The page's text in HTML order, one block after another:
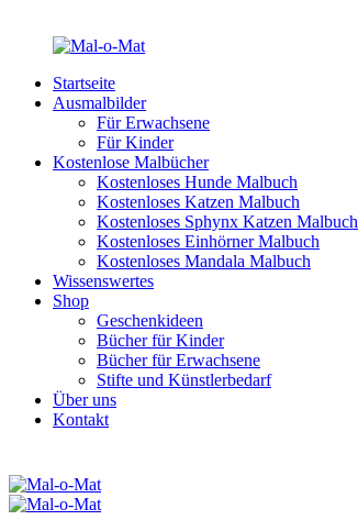
Startseite
Ausmalbilder
Für Erwachsene
Für Kinder
Kostenlose Malbücher
Kostenloses Hunde Malbuch
Kostenloses Katzen Malbuch
Kostenloses Sphynx Katzen Malbuch
Kostenloses Einhörner Malbuch
Kostenloses Mandala Malbuch
Wissenswertes
Shop
Geschenkideen
Bücher für Kinder
Bücher für Erwachsene
Stifte und Künstlerbedarf
Über uns
Kontakt